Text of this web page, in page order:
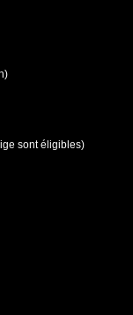
sont éligibles)